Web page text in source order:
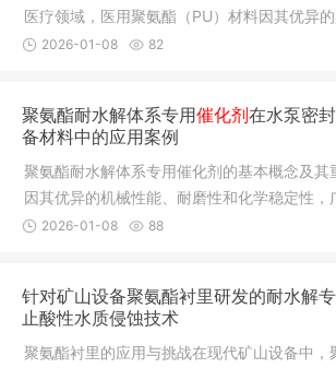
医疗领域，医用聚氨酯（PU）材料因其优异
生物相容
2026-01-08 82
聚氨酯耐水解体系专用催化剂在水泵密
备材料中的应用案例
聚氨酯耐水解体系专用催化剂的基本概念及其
因其优异的机械性能、耐磨性和化学稳定性，
民用领域
2026-01-08 88
针对矿山设备聚氨酯衬里研发的耐水解
止酸性水质侵蚀技术
聚氨酯衬里的应用与挑战在现代矿山设备中，